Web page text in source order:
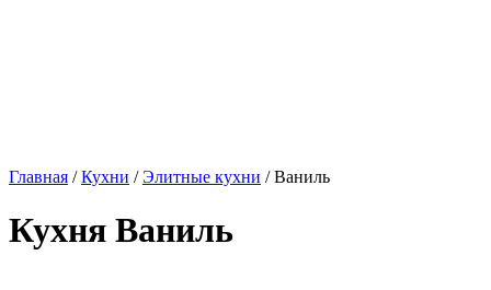
Главная /Кухни /Элитные кухни / Ваниль
Кухня Ваниль